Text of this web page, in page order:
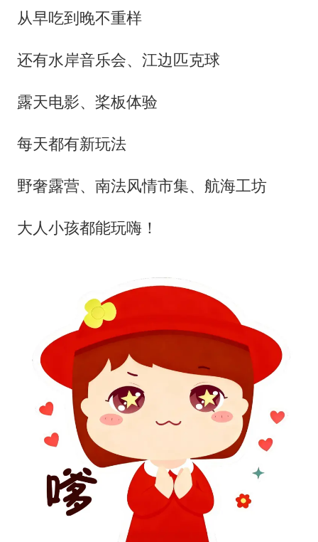
从早吃到晚不重样
还有水岸音乐会、江边匹克球
露天电影、桨板体验
每天都有新玩法
野奢露营、南法风情市集、航海工坊
大人小孩都能玩嗨！